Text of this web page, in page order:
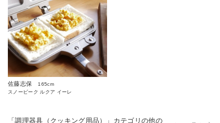
佐藤志保
165cm
スノーピーク ルクア イーレ
「調理器具（クッキング用品）」カテゴリの他の